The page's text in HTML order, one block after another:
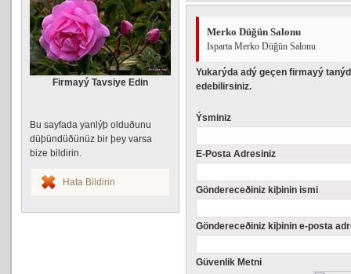
Firmayý Tavsiye Edin
Bu sayfada yanlýþ olduðunu
düþündüðünüz bir þey varsa
bize bildirin.
Hata Bildirin
Merko Düğün Salonu
Isparta Merko Düğün Salonu
Yukarýda adý geçen firmayý
edebilirsiniz.
Ýsminiz
E-Posta Adresiniz
Göndereceðiniz kiþinin ismi
Göndereceðiniz kiþinin e-posta
Güvenlik Metni